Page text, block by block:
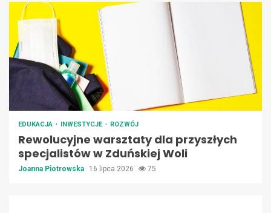
EDUKACJA INWESTYCJE ROZWÓJ
Rewolucyjne warsztaty dla przyszłych
specjalistów w Zduńskiej Woli
Joanna Piotrowska 16 lipca 2026 75